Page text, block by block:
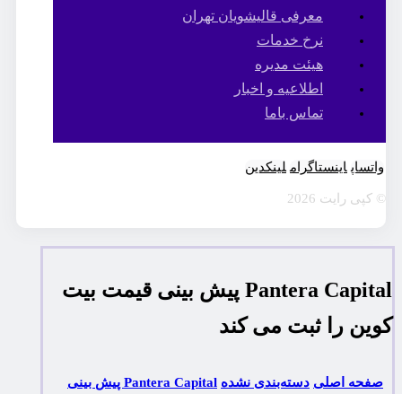
معرفی قالیشویان تهران
نرخ خدمات
هیئت مدیره
اطلاعیه و اخبار
تماس باما
واتساپ اینستاگرام لینکدین
© کپی رایت 2026
Pantera Capital پیش بینی قیمت بیت
کوین را ثبت می کند
صفحه اصلی دسته‌بندی نشده
Pantera Capital پیش بینی